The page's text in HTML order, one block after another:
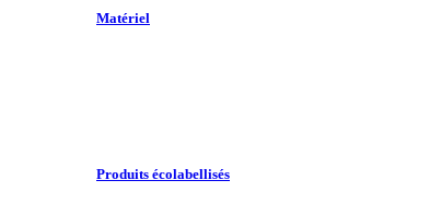
Matériel
Produits écolabellisés